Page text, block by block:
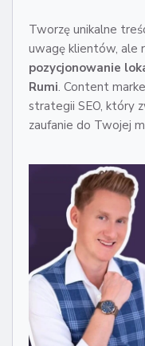
Tworzę unikalne
uwagę klientów, ale
pozycjonowanie
Rumi. Content
strategii SEO, który
zaufanie do Twojej